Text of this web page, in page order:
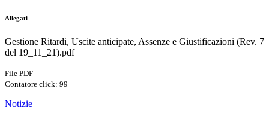
Allegati
Gestione Ritardi, Uscite anticipate, Assenze e Giustificazioni (Rev. 7
del 19_11_21).pdf
File PDF
Contatore click: 99
Notizie